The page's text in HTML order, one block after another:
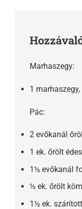
Marhaszegy:
1
Pác:
2 evőkanál
1 ek. őrölt
1½ evőkanál
½ ek. őrölt
1½ ek.